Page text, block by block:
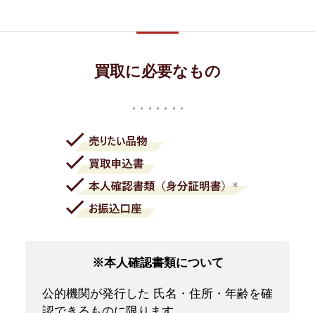
買取に必要なもの
※本人確認書類について
公的機関が発行した 氏名・住所・年齢を確